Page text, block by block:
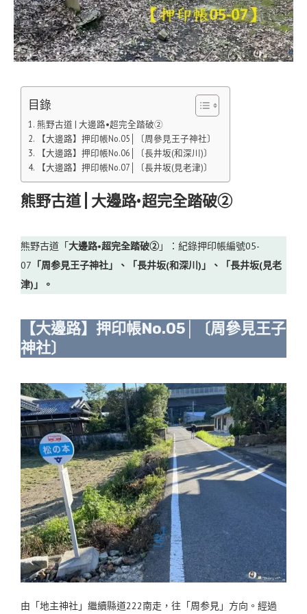
目錄
熊野古道 | 大邊路•超完全踏破②
【大邊路】押印帳No.05│〔周參見王子神社〕
【大邊路】押印帳No.06│〔長井坂(和深川)〕
【大邊路】押印帳No.07│〔長井坂(見老津)〕
熊野古道 | 大邊路•超完全踏破②
熊野古道「大邊路•超完全踏破②」：紀錄押印帳編號05-
07 「周参見王子神社」、「長井坂(和深川)」、「長井坂(見老
津)」。
【大邊路】押印帳No.05│〔周參見王子
神社〕
由「地主神社」繼續縣道222南走，往「周参見」方向。經過